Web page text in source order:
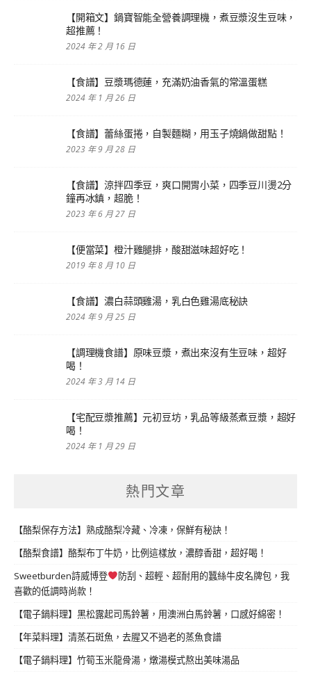
【開箱文】鍋寶智能全營養調理機，煮豆漿沒生豆味，
超推薦！
2024 年 2 月 16 日
【食譜】豆漿瑪德蓮，充滿奶油香氣的常溫蛋糕
2024 年 1 月 26 日
【食譜】蕾絲蛋捲，自製麵糊，用玉子燒鍋做甜點！
2023 年 9 月 28 日
【食譜】涼拌四季豆，爽口開胃小菜，四季豆川燙2分
鐘再冰鎮，超脆！
2023 年 6 月 27 日
【便當菜】橙汁雞腿排，酸甜滋味超好吃！
2019 年 8 月 10 日
【食譜】濃白蒜頭雞湯，乳白色雞湯底秘訣
2024 年 9 月 25 日
【調理機食譜】原味豆漿，煮出來沒有生豆味，超好
喝！
2024 年 3 月 14 日
【宅配豆漿推薦】元初豆坊，乳品等級蒸煮豆漿，超好
喝！
2024 年 1 月 29 日
熱門文章
【酪梨保存方法】熟成酪梨冷藏、冷凍，保鮮有秘訣！
【酪梨食譜】酪梨布丁牛奶，比例這樣放，濃醇香甜，超好喝！
Sweetburden詩威博登
防刮、超輕、超耐用的蠶絲牛皮名牌包，我
喜歡的低調時尚款！
【電子鍋料理】黑松露起司馬鈴薯，用澳洲白馬鈴薯，口感好綿密！
【年菜料理】清蒸石斑魚，去腥又不過老的蒸魚食譜
【電子鍋料理】竹筍玉米龍骨湯，燉湯模式熬出美味湯品